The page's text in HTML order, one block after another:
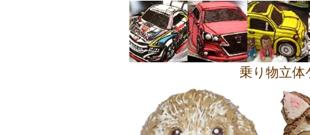
乗り物立体